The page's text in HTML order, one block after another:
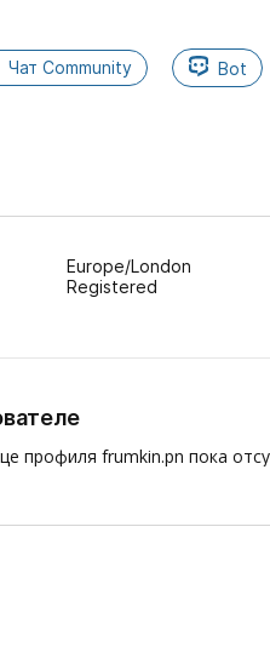
Чат Community Bot
Europe/London
Registered
профиля frumkin.pn пока